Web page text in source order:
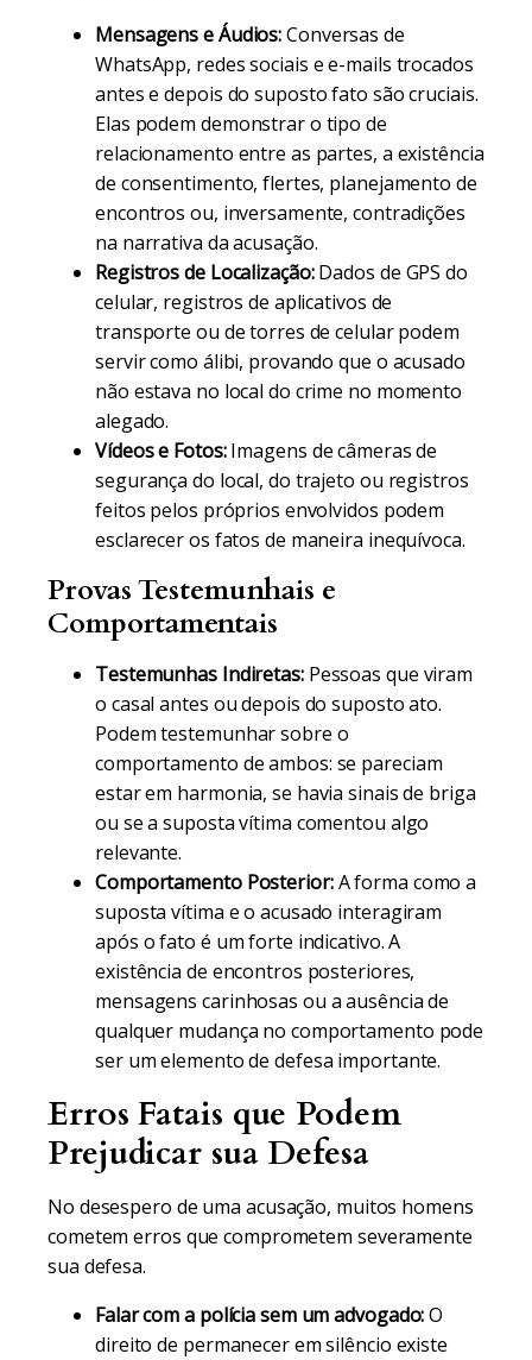
Mensagens e Áudios:Conversas de
WhatsApp, redes sociais e e-mails trocados
antes e depois do suposto fato são cruciais.
Elas podem demonstrar o tipo de
relacionamento entre as partes, a existência
de consentimento, flertes, planejamento de
encontros ou, inversamente, contradições
na narrativa da acusação.
Registros de Localização:Dados de GPS do
celular, registros de aplicativos de
transporte ou de torres de celular podem
servir como álibi, provando que o acusado
não estava no local do crime no momento
alegado.
Vídeos e Fotos:Imagens de câmeras de
segurança do local, do trajeto ou registros
feitos pelos próprios envolvidos podem
esclarecer os fatos de maneira inequívoca.
Provas Testemunhais e
Comportamentais
Testemunhas Indiretas:Pessoas que viram
o casal antes ou depois do suposto ato.
Podem testemunhar sobre o
comportamento de ambos: se pareciam
estar em harmonia, se havia sinais de briga
ou se a suposta vítima comentou algo
relevante.
Comportamento Posterior:A forma como a
suposta vítima e o acusado interagiram
após o fato é um forte indicativo. A
existência de encontros posteriores,
mensagens carinhosas ou a ausência de
qualquer mudança no comportamento pode
ser um elemento de defesa importante.
Erros Fatais que Podem
Prejudicar sua Defesa
No desespero de uma acusação, muitos homens
cometem erros que comprometem severamente
sua defesa.
Falar com a polícia sem um advogado:O
direito de permanecer em silêncio existe